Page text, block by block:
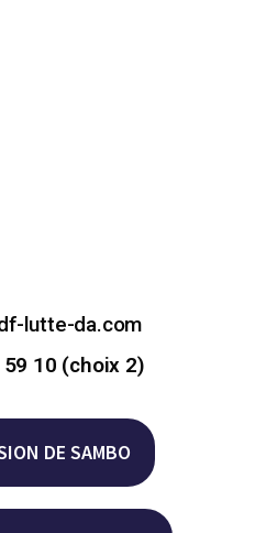
lutte-da.com
10 (choix 2)
DE SAMBO